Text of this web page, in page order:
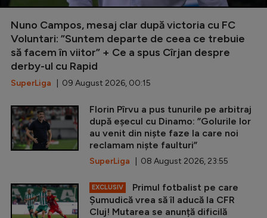
Nuno Campos, mesaj clar după victoria cu FC
Voluntari: ”Suntem departe de ceea ce trebuie
să facem în viitor” + Ce a spus Cîrjan despre
derby-ul cu Rapid
SuperLiga | 09 August 2026, 00:15
Florin Pîrvu a pus tunurile pe arbitraj
după eșecul cu Dinamo: ”Golurile lor
au venit din niște faze la care noi
reclamam niște faulturi”
SuperLiga | 08 August 2026, 23:55
EXCLUSIV
Primul fotbalist pe care
Șumudică vrea să îl aducă la CFR
Cluj! Mutarea se anunță dificilă